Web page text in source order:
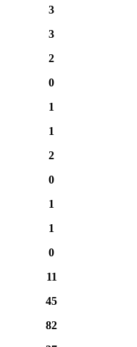
3
3
2
0
1
1
2
0
1
1
0
11
45
82